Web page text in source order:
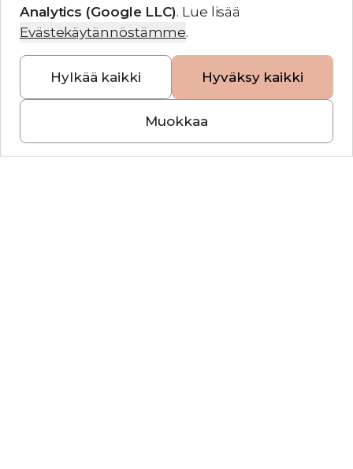
Analytics (Google LLC). Lue lisää
Evästekäytännöstämme.
Hylkää kaikki Hyväksy kaikki
Muokkaa